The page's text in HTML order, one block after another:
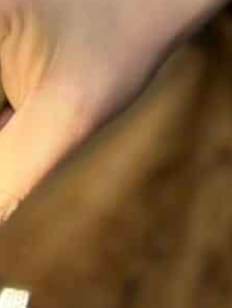
Or bicolore